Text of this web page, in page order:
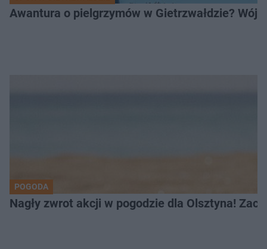
Awantura o pielgrzymów w Gietrzwałdzie? Wójt
POGODA
Nagły zwrot akcji w pogodzie dla Olsztyna!